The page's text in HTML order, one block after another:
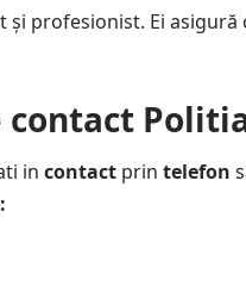
profesionist. Ei
incontact printelefon